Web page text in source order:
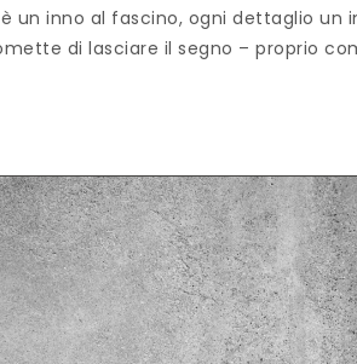
un inno al fascino, ogni dettaglio un
di lasciare il segno – proprio